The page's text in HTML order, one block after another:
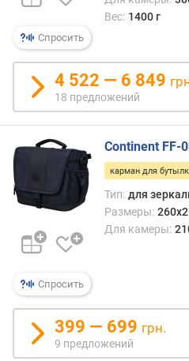
н
з
н
ч
н
и
е
м
л
в
Спросить
Вес: 1400 г
4 522 — 6 849
18 предложений
Спросить
Continent FF-
карман для
Тип: для
Размеры:
Для камеры:
399 — 699 грн.
9 предложений